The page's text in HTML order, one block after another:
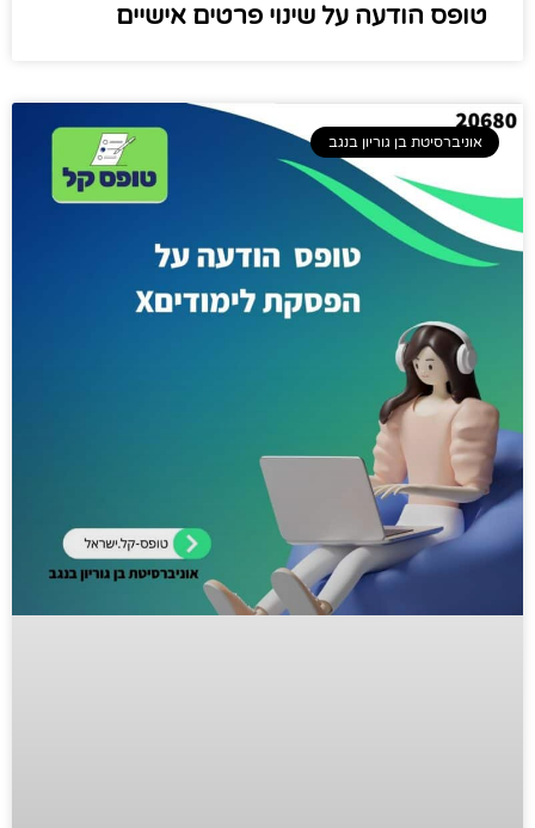
טופס הודעה על שינוי פרטים אישיים​​​
אוניברסיטת בן גוריון בנגב